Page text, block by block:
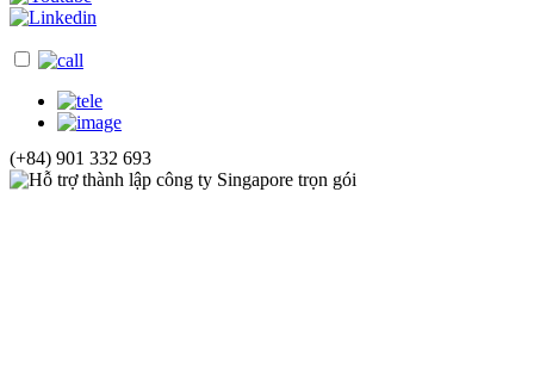
(+84) 901 332 693